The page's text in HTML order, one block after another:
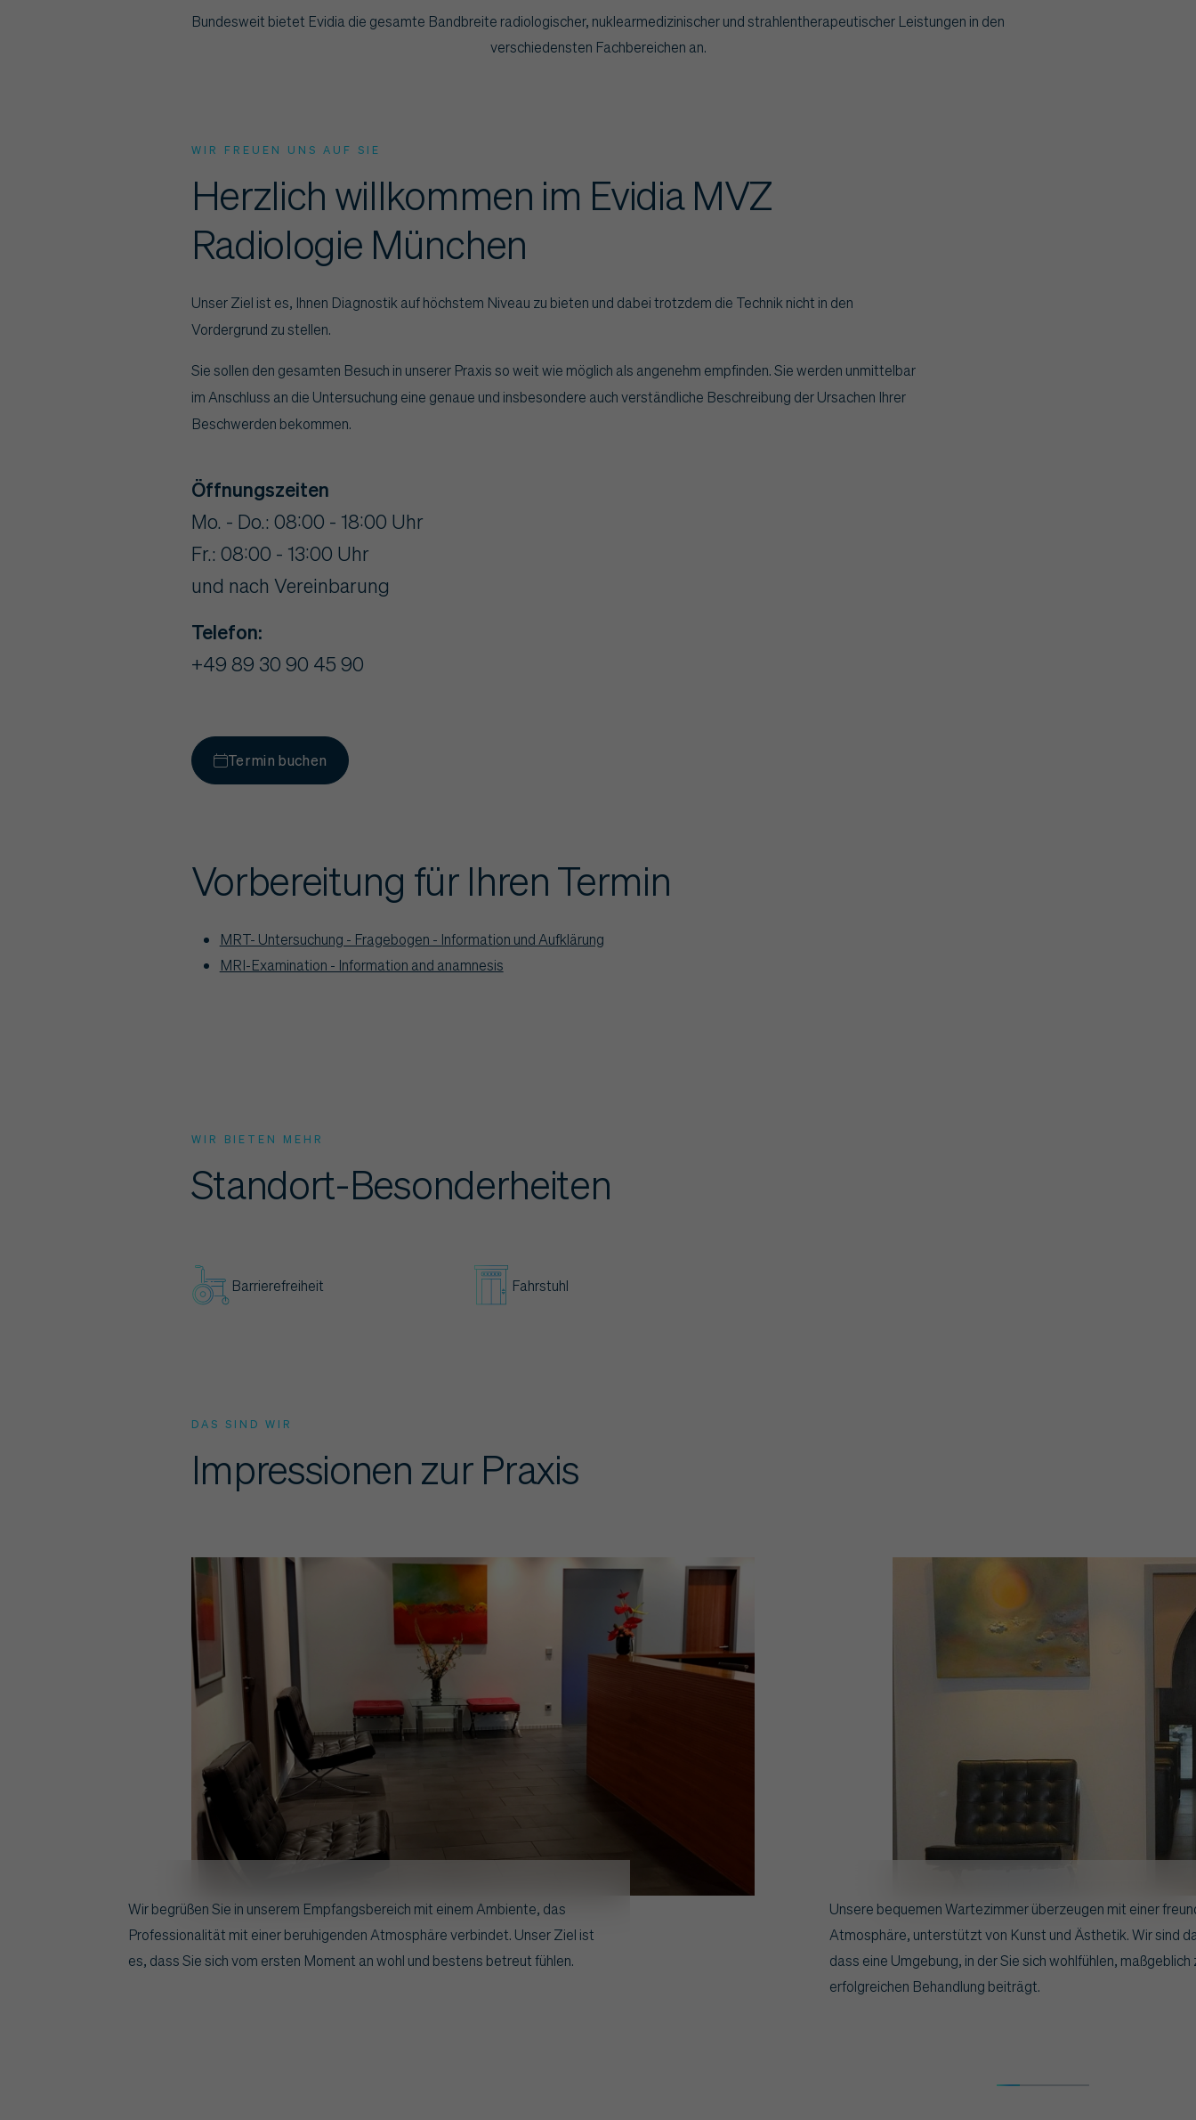
Bundesweit bietet Evidia die gesamte Bandbreite radiologischer, nuklearmedizinischer und strahlentherapeutischer Leistungen in den
verschiedensten Fachbereichen an.
WIR FREUEN UNS AUF SIE
Herzlich willkommen im Evidia MVZ
Radiologie München
Unser Ziel ist es, Ihnen Diagnostik auf höchstem Niveau zu bieten und dabei trotzdem die Technik nicht in den
Vordergrund zu stellen.
Sie sollen den gesamten Besuch in unserer Praxis so weit wie möglich als angenehm empfinden. Sie werden unmittelbar
im Anschluss an die Untersuchung eine genaue und insbesondere auch verständliche Beschreibung der Ursachen Ihrer
Beschwerden bekommen.
Öffnungszeiten
Mo. - Do.: 08:00 - 18:00 Uhr
Fr.: 08:00 - 13:00 Uhr
und nach Vereinbarung
Telefon:
+49 89 30 90 45 90
Termin buchen
Vorbereitung für Ihren Termin
MRT- Untersuchung - Fragebogen - Information und Aufklärung
MRI-Examination - Information and anamnesis
WIR BIETEN MEHR
Standort-Besonderheiten
Barrierefreiheit Fahrstuhl
DAS SIND WIR
Impressionen zur Praxis
Wir begrüßen Sie in unserem Empfangsbereich mit einem Ambiente, das
Professionalität mit einer beruhigenden Atmosphäre verbindet. Unser Ziel ist
es, dass Sie sich vom ersten Moment an wohl und bestens betreut fühlen.
Unsere bequemen Wartezimmer überzeugen mit einer
Atmosphäre, unterstützt von Kunst und Ästhetik. Wir sind
dass eine Umgebung, in der Sie sich wohlfühlen, maßgeblich
erfolgreichen Behandlung beiträgt.